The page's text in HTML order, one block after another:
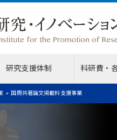
研究支援体制 科研費・
国際共著論文掲載料支援事業